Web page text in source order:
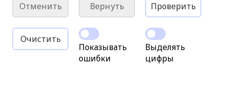
Отменить Вернуть Проверить
Очистить
Показывать
ошибки
Выделять
цифры